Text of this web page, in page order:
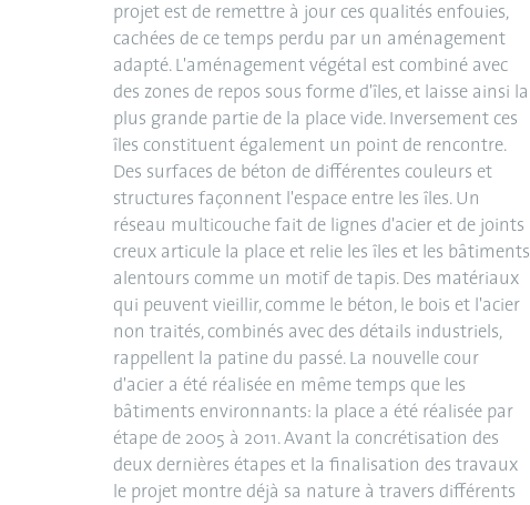
projet est de remettre à jour ces qualités enfouies,
cachées de ce temps perdu par un aménagement
adapté. L'aménagement végétal est combiné avec
des zones de repos sous forme d'îles, et laisse ainsi la
plus grande partie de la place vide. Inversement ces
îles constituent également un point de rencontre.
Des surfaces de béton de différentes couleurs et
structures façonnent l'espace entre les îles. Un
réseau multicouche fait de lignes d'acier et de joints
creux articule la place et relie les îles et les bâtiments
alentours comme un motif de tapis. Des matériaux
qui peuvent vieillir, comme le béton, le bois et l'acier
non traités, combinés avec des détails industriels,
rappellent la patine du passé. La nouvelle cour
d'acier a été réalisée en même temps que les
bâtiments environnants: la place a été réalisée par
étape de 2005 à 2011. Avant la concrétisation des
deux dernières étapes et la finalisation des travaux
le projet montre déjà sa nature à travers différents